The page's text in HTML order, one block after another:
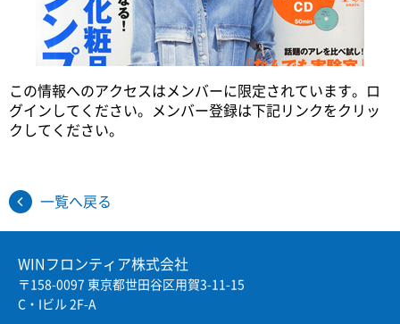
この情報へのアクセスはメンバーに限定されています。ロ
グインしてください。メンバー登録は下記リンクをクリッ
クしてください。
一覧へ戻る
WINフロンティア株式会社
〒158-0097 東京都世田谷区用賀3-11-15
C・Iビル 2F-A